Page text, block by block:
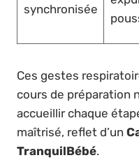
synchronisée
Ces gestes
cours de préparation
accueillir chaque
maîtrisé, reflet d’un
TranquilBébé.